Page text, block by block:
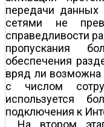
передачи
сетями не
справедливости
пропускания
обеспечения
вряд ли возможна
с числом
используется
подключения к
На втором